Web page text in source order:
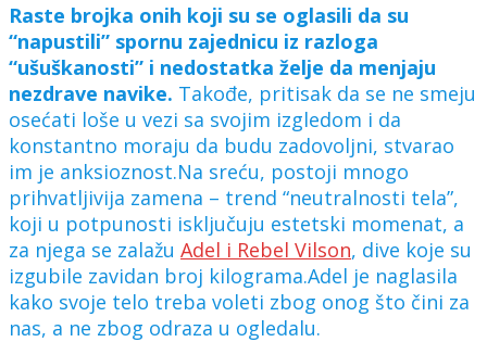
Raste brojka onih koji su se oglasili da su
“napustili” spornu zajednicu iz razloga
“ušuškanosti” i nedostatka želje da menjaju
nezdrave navike. Takođe, pritisak da se ne smeju
osećati loše u vezi sa svojim izgledom i da
konstantno moraju da budu zadovoljni, stvarao
im je anksioznost.Na sreću, postoji mnogo
prihvatljivija zamena – trend “neutralnosti tela”,
koji u potpunosti isključuju estetski momenat, a
za njega se zalažu Adel i Rebel Vilson, dive koje su
izgubile zavidan broj kilograma.Adel je naglasila
kako svoje telo treba voleti zbog onog što čini za
nas, a ne zbog odraza u ogledalu.